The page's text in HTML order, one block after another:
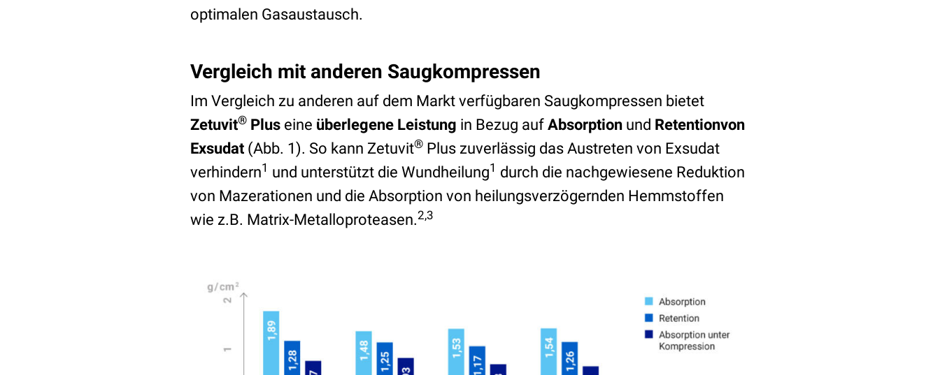
optimalen Gasaustausch.
Vergleich mit anderen Saugkompressen
Im Vergleich zu anderen auf dem Markt verfügbaren Saugkompressen bietet
Zetuvit® Plus eine überlegene Leistung in Bezug auf Absorption und Retentionvon
Exsudat (Abb. 1). So kann Zetuvit® Plus zuverlässig das Austreten von Exsudat
verhindern1 und unterstützt die Wundheilung1 durch die nachgewiesene Reduktion
von Mazerationen und die Absorption von heilungsverzögernden Hemmstoffen
wie z.B. Matrix-Metalloproteasen.2,3